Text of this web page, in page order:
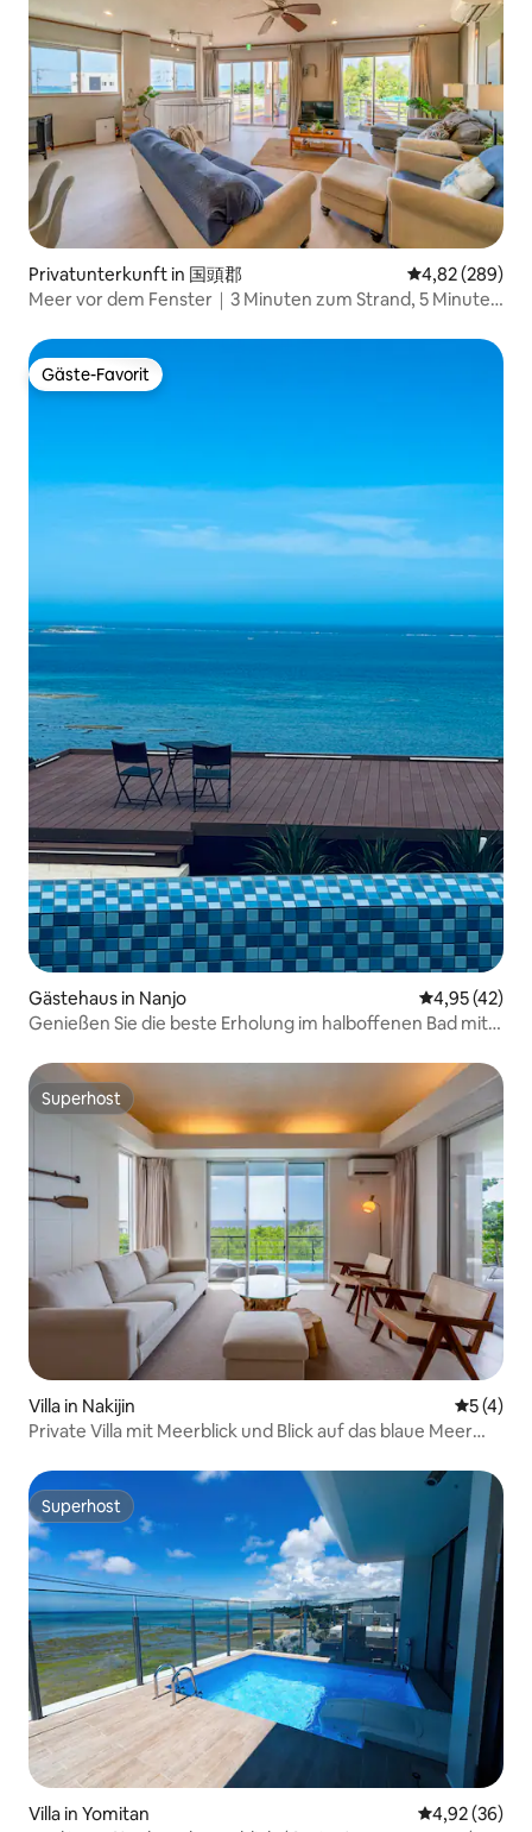
Privatunterkunft in 国頭郡
4,82 (289)
Meer vor dem Fenster｜3 Minuten zum Strand, 5 Minuten
Herbst 2025
Gäste-Favorit
Gäste-Favorit
Gästehaus in Nanjo
4,95 (42)
Genießen Sie die beste Erholung im halboffenen Bad mit
Superhost
Superhost
Villa in Nakijin
5 (4)
Private Villa mit Meerblick und Blick auf das blaue Meer
Grill
Superhost
Superhost
Villa in Yomitan
4,92 (36)